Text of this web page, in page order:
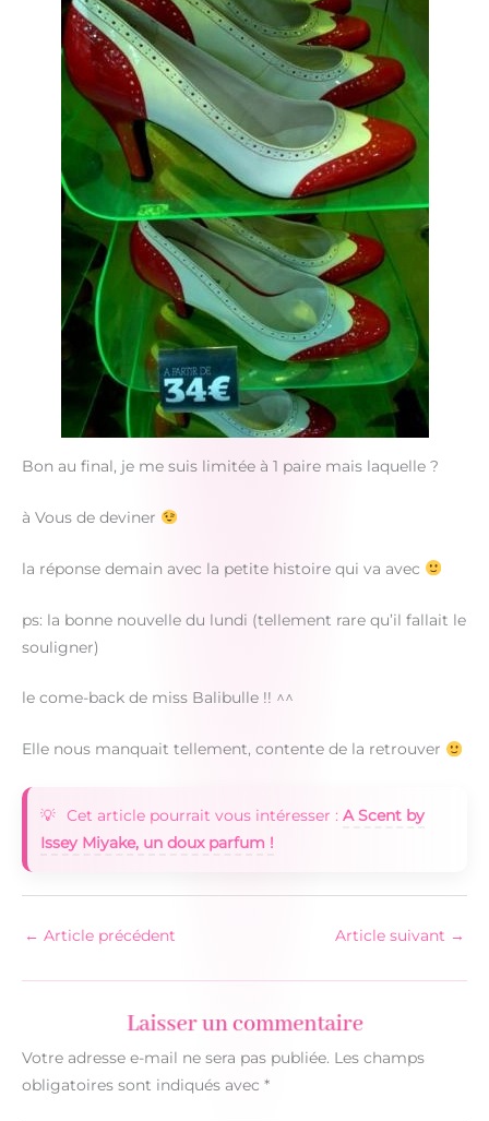
Bon au final, je me suis limitée à 1 paire mais laquelle ?
à Vous de deviner
la réponse demain avec la petite histoire qui va avec
ps: la bonne nouvelle du lundi (tellement rare qu’il fallait le
souligner)
le come-back de miss Balibulle !! ^^
Elle nous manquait tellement, contente de la retrouver
Cet article pourrait vous intéresser : A Scent by
Issey Miyake, un doux parfum !
← Article précédent Article suivant →
Laisser un commentaire
Votre adresse e-mail ne sera pas publiée. Les champs
obligatoires sont indiqués avec *